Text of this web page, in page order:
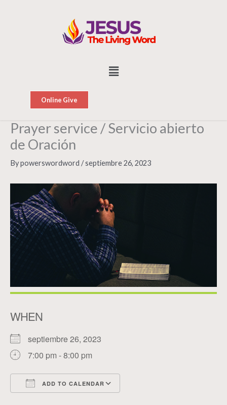
Menu
Online Give
Prayer service / Servicio abierto
de Oración
Bypowerswordword /septiembre 26, 2023
WHEN
septiembre 26, 2023
7:00 pm - 8:00 pm
ADD TO CALENDAR